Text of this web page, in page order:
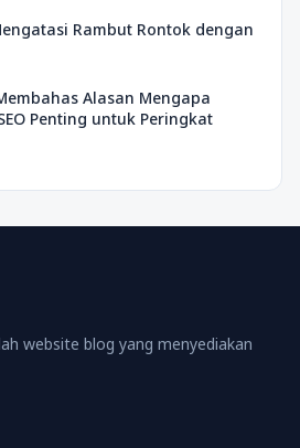
Rambut Rontok dengan
Alasan Mengapa
Penting untuk Peringkat
website blog yang menyediakan